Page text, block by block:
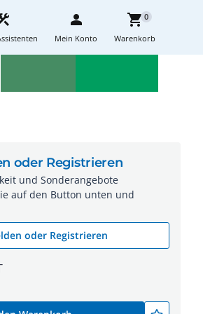
person
Mein Konto
shopping_cart0
Warenkorb
oder Registrieren
und Sonderangebote
auf den Button unten und
oder Registrieren